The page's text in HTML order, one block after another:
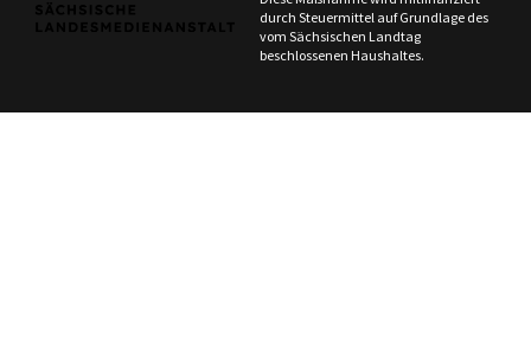
durch Steuermittel auf Grundlage des
vom Sächsischen Landtag
beschlossenen Haushaltes.